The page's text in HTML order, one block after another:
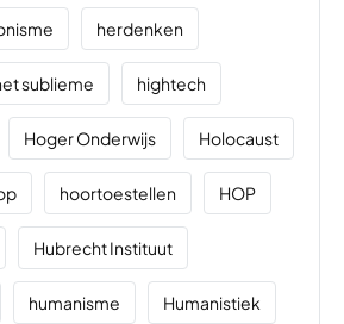
herdenken
sublieme hightech
Hoger Onderwijs Holocaust
hoortoestellen HOP
Hubrecht Instituut
humanisme Humanistiek